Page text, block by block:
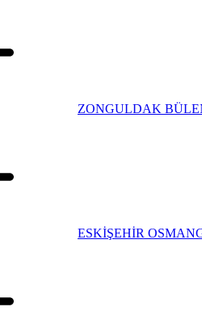
ZONGULDAK
ESKİŞEHİR